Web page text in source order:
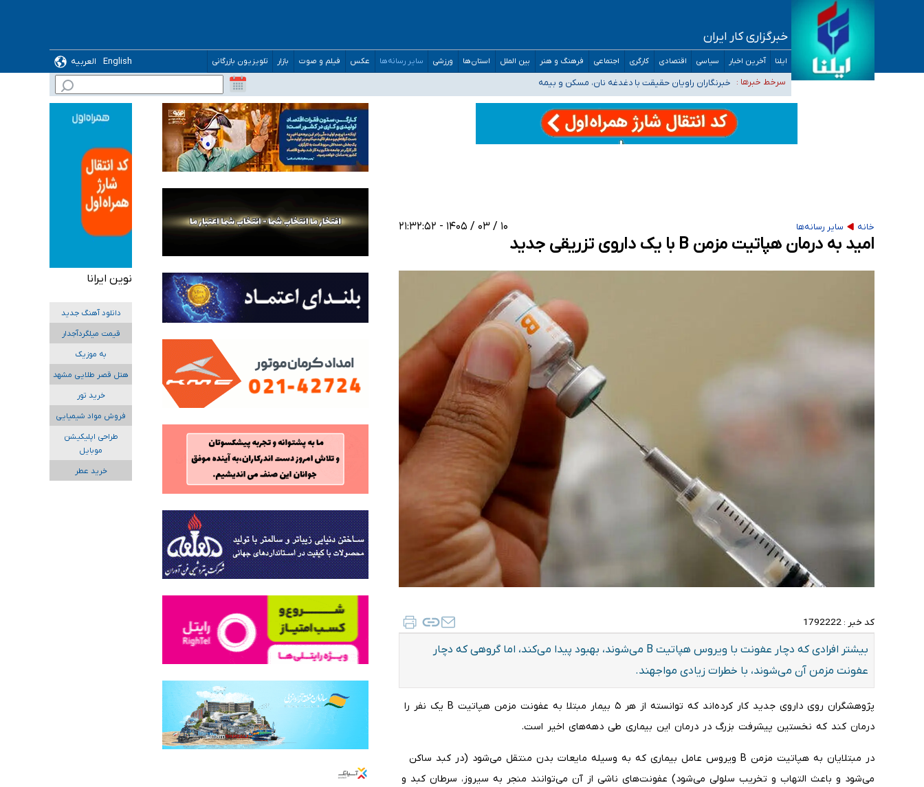
خبرگزاری کار ایران
ایلنا آخرین اخبار سیاسی اقتصادی کارگری اجتماعی فرهنگ و هنر بین الملل استان‌ها ورزشی سایر رسانه‌ها عکس فیلم و صوت بازار تلویزیون بازرگانی English
العربیه
سرخط خبرها :
تعویق آزمون ورودی دکترای تخصصی فرماندهی صحنه عملیات و دکترای تخصصی جغرافیای نظامی دافوس آجا
خبرنگاران راویان حقیقت با دغدغه نان، مسکن و بیمه
آخرین وضعیت شیوع عفونت‌های تنفسی در کشور/ خوزستان و کرمان بالاتر از آستانه هشدار
هیچ پرستاری بازداشت یا اخراج نشده است/ از رئیس جمهور خواستیم ورود کند
ثبت‌نام بخش عمده دانش‌آموزان مدارس ایرانی امارات در کشور/ درباره محصلان باقی‌مانده در دبی متناسب با شرایط جدید تصمیم‌گیری می‌شود
خانه سایر رسانه‌ها ۱۰ / ۰۳ / ۱۴۰۵ - ۲۱:۳۲:۵۲
امید به درمان هپاتیت مزمن B با یک داروی تزریقی جدید
کد خبر : 1792222
بیشتر افرادی که دچار عفونت با ویروس هپاتیت B می‌شوند، بهبود پیدا می‌کند، اما گروهی که دچار
عفونت مزمن آن می‌شوند، با خطرات زیادی مواجهند.
پژوهشگران روی داروی جدید کار کرده‌اند که توانسته از هر ۵ بیمار مبتلا به عفونت مزمن هپاتیت B یک نفر را
درمان کند که نخستین پیشرفت بزرگ در درمان این بیماری طی دهه‌های اخیر است.
در مبتلایان به هپاتیت مزمن B ویروس عامل بیماری که به وسیله مایعات بدن منتقل می‌شود (در کبد ساکن
می‌شود و باعث التهاب و تخریب سلولی می‌شود) عفونت‌های ناشی از آن می‌توانند منجر به سیروز، سرطان کبد و
نوین ایرانا
دانلود آهنگ جدید
قیمت میلگردآجدار
به موزیک
هتل قصر طلایی مشهد
خرید تور
فروش مواد شیمیایی
طراحی اپلیکیشن
موبایل
خرید عطر